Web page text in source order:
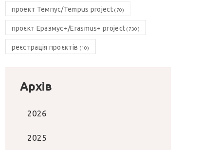
проект Темпус/Tempus project(70)
проєкт Еразмус+/Erasmus+ project (730)
реєстрація проєктів (10)
Архів
2026
2025